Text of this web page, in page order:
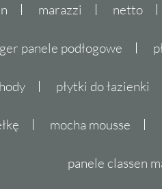
marazzi netto
panele podłogowe
płytki do łazienki
mocha mousse
panele classen